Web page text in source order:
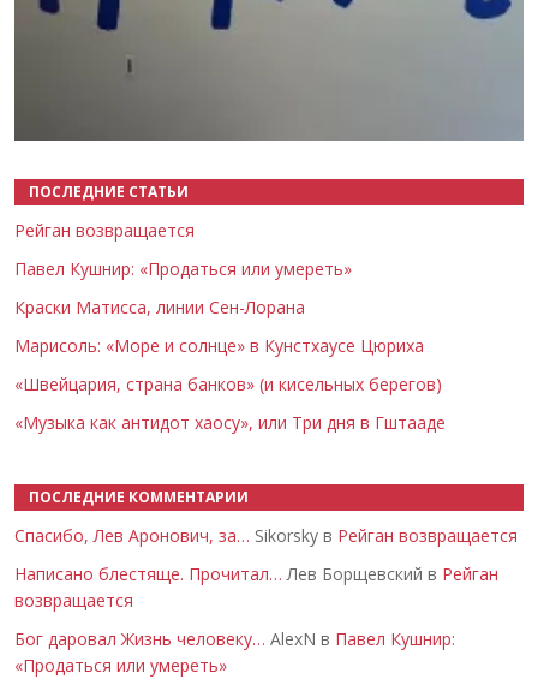
ПОСЛЕДНИЕ СТАТЬИ
Рейган возвращается
Павел Кушнир: «Продаться или умереть»
Краски Матисса, линии Сен-Лорана
Марисоль: «Море и солнце» в Кунстхаусе Цюриха
«Швейцария, страна банков» (и кисельных берегов)
«Музыка как антидот хаосу», или Три дня в Гштааде
ПОСЛЕДНИЕ КОММЕНТАРИИ
Спасибо, Лев Аронович, за… Sikorsky в Рейган возвращается
Написано блестяще. Прочитал… Лев Борщевский в Рейган
возвращается
Бог даровал Жизнь человеку… AlexN в Павел Кушнир:
«Продаться или умереть»